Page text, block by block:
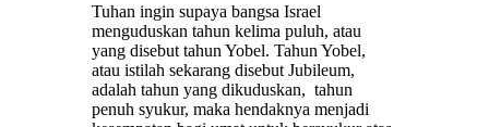
Tuhan ingin supaya bangsa Israel
menguduskan tahun kelima puluh, atau
yang disebut tahun Yobel. Tahun Yobel,
atau istilah sekarang disebut Jubileum,
adalah tahun yang dikuduskan, tahun
penuh syukur, maka hendaknya menjadi